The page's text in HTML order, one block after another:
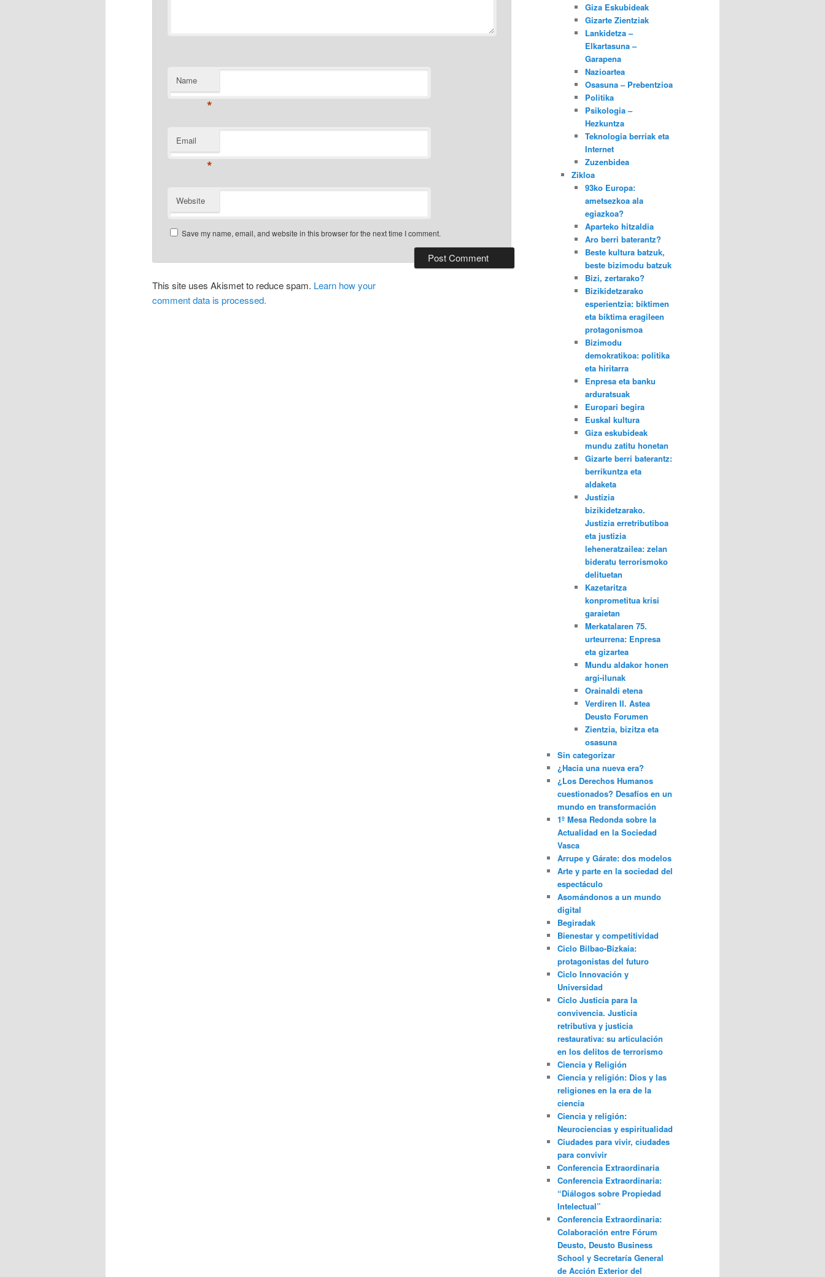
Name
*
Email
*
Website
Save my name, email, and website in this browser for the next time I comment.
This site uses Akismet to reduce spam. Learn how your
comment data is processed.
Giza Eskubideak
Gizarte Zientziak
Lankidetza –
Elkartasuna –
Garapena
Nazioartea
Osasuna – Prebentzioa
Politika
Psikologia –
Hezkuntza
Teknologia berriak eta
Internet
Zuzenbidea
Zikloa
93ko Europa:
ametsezkoa ala
egiazkoa?
Aparteko hitzaldia
Aro berri baterantz?
Beste kultura batzuk,
beste bizimodu batzuk
Bizi, zertarako?
Bizikidetzarako
esperientzia: biktimen
eta biktima eragileen
protagonismoa
Bizimodu
demokratikoa: politika
eta hiritarra
Enpresa eta banku
arduratsuak
Europari begira
Euskal kultura
Giza eskubideak
mundu zatitu honetan
Gizarte berri baterantz:
berrikuntza eta
aldaketa
Justizia
bizikidetzarako.
Justizia erretributiboa
eta justizia
leheneratzailea: zelan
bideratu terrorismoko
delituetan
Kazetaritza
konprometitua krisi
garaietan
Merkatalaren 75.
urteurrena: Enpresa
eta gizartea
Mundu aldakor honen
argi-ilunak
Orainaldi etena
Verdiren II. Astea
Deusto Forumen
Zientzia, bizitza eta
osasuna
Sin categorizar
¿Hacia una nueva era?
¿Los Derechos Humanos
cuestionados? Desafíos en un
mundo en transformación
1º Mesa Redonda sobre la
Actualidad en la Sociedad
Vasca
Arrupe y Gárate: dos modelos
Arte y parte en la sociedad del
espectáculo
Asomándonos a un mundo
digital
Begiradak
Bienestar y competitividad
Ciclo Bilbao-Bizkaia:
protagonistas del futuro
Ciclo Innovación y
Universidad
Ciclo Justicia para la
convivencia. Justicia
retributiva y justicia
restaurativa: su articulación
en los delitos de terrorismo
Ciencia y Religión
Ciencia y religión: Dios y las
religiones en la era de la
ciencia
Ciencia y religión:
Neurociencias y espiritualidad
Ciudades para vivir, ciudades
para convivir
Conferencia Extraordinaria
Conferencia Extraordinaria:
“Diálogos sobre Propiedad
Intelectual”
Conferencia Extraordinaria:
Colaboración entre Fórum
Deusto, Deusto Business
School y Secretaría General
de Acción Exterior del